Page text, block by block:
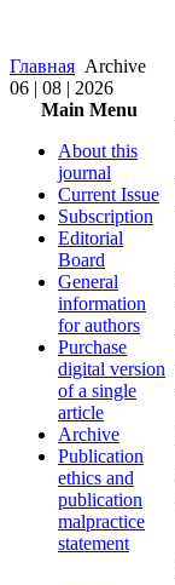
Главная Archive
06 | 08 | 2026
Main Menu
About this
journal
Current Issue
Subscription
Editorial
Board
General
information
for authors
Purchase
digital version
of a single
article
Archive
Publication
ethics and
publication
malpractice
statement